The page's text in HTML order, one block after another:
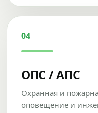
04
ОПС / АПС
Охранная и
оповещение и